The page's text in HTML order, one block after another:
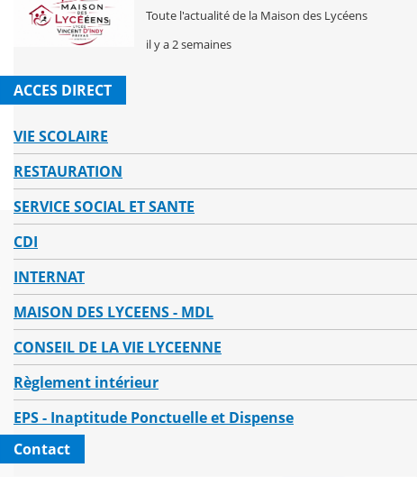
Toute l'actualité de la Maison des Lycéens
il y a 2 semaines
ACCES DIRECT
VIE SCOLAIRE
RESTAURATION
SERVICE SOCIAL ET SANTE
CDI
INTERNAT
MAISON DES LYCEENS - MDL
CONSEIL DE LA VIE LYCEENNE
Règlement intérieur
EPS - Inaptitude Ponctuelle et Dispense
Contact